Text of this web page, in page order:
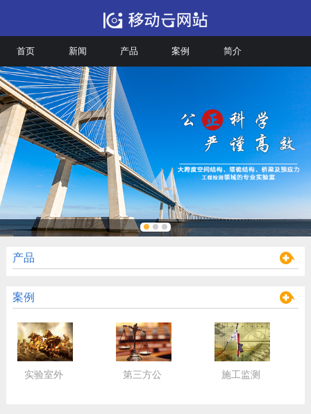
首页 新闻 产品 案例 简介
产品
案例
实验室外
第三方公
施工监测